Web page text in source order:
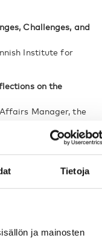
Tietoja
ja mainosten
Challenges, and
Institute for
on the
Manager, the
Work - Unit at